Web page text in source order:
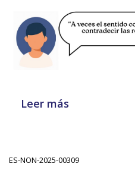
Leer más
ES-NON-2025-00309